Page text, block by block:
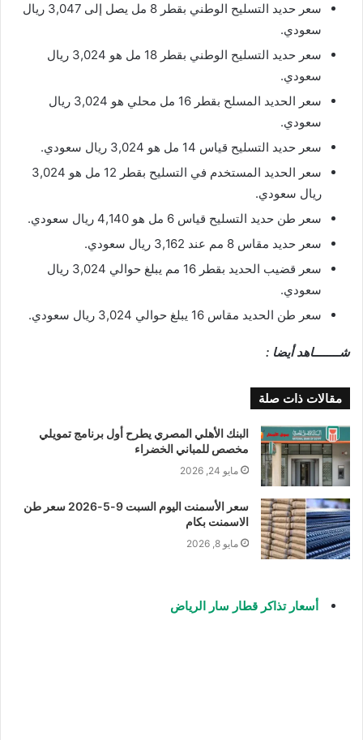
سعر حديد التسليح الوطني بقطر 8 مل يصل إلى 3,047 ريال
سعودي.
سعر حديد التسليح الوطني بقطر 18 مل هو 3,024 ريال
سعودي.
سعر الحديد المسلح بقطر 16 مل محلي هو 3,024 ريال
سعودي.
سعر حديد التسليح قياس 14 مل هو 3,024 ريال سعودي.
سعر الحديد المستخدم في التسليح بقطر 12 مل هو 3,024
ريال سعودي.
سعر طن حديد التسليح قياس 6 مل هو 4,140 ريال سعودي.
سعر حديد مقاس 8 مم عند 3,162 ريال سعودي.
سعر قضيب الحديد بقطر 16 مم يبلغ حوالي 3,024 ريال
سعودي.
سعر طن الحديد مقاس 16 يبلغ حوالي 3,024 ريال سعودي.
شــــــــاهد أيضا :
مقالات ذات صلة
البنك الأهلي المصري يطرح أول برنامج تمويلي
مخصص للمباني الخضراء
مايو 24, 2026
سعر الأسمنت اليوم السبت 9-5-2026 سعر طن
الاسمنت بكام
مايو 8, 2026
أسعار تذاكر قطار سار الرياض